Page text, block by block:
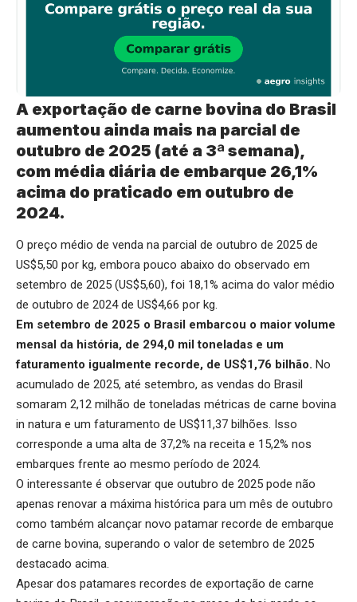
A exportação de carne bovina do Brasil
aumentou ainda mais na parcial de
outubro de 2025 (até a 3ª semana),
com média diária de embarque 26,1%
acima do praticado em outubro de
2024.
O preço médio de venda na parcial de outubro de 2025 de
US$5,50 por kg, embora pouco abaixo do observado em
setembro de 2025 (US$5,60), foi 18,1% acima do valor médio
de outubro de 2024 de US$4,66 por kg.
Em setembro de 2025 o Brasil embarcou o maior volume
mensal da história, de 294,0 mil toneladas e um
faturamento igualmente recorde, de US$1,76 bilhão. No
acumulado de 2025, até setembro, as vendas do Brasil
somaram 2,12 milhão de toneladas métricas de carne bovina
in natura e um faturamento de US$11,37 bilhões. Isso
corresponde a uma alta de 37,2% na receita e 15,2% nos
embarques frente ao mesmo período de 2024.
O interessante é observar que outubro de 2025 pode não
apenas renovar a máxima histórica para um mês de outubro
como também alcançar novo patamar recorde de embarque
de carne bovina, superando o valor de setembro de 2025
destacado acima.
Apesar dos patamares recordes de exportação de carne